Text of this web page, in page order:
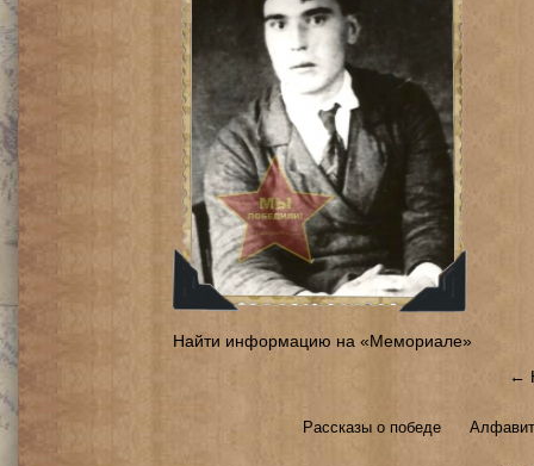
Найти информацию на «Мемориале»
←
Рассказы о победе